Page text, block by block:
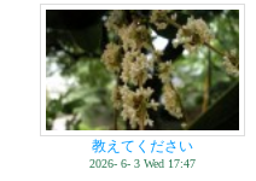
教えてください
2026- 6- 3 Wed 17:47